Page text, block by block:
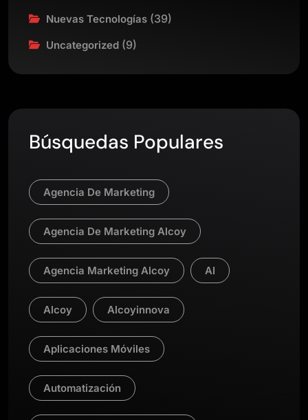
Nuevas Tecnologías (39)
Uncategorized (9)
Búsquedas Populares
Agencia De Marketing
Agencia De Marketing Alcoy
Agencia Marketing Alcoy AI
Alcoy Alcoyinnova
Aplicaciones Móviles
Automatización